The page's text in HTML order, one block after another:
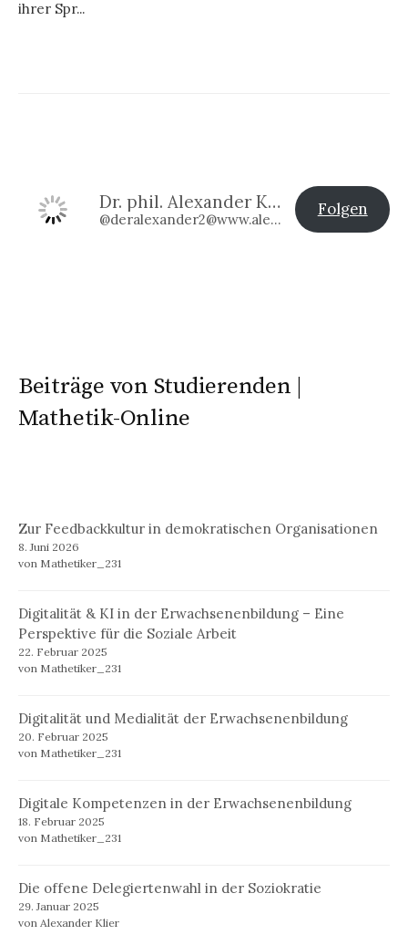
ihrer Spr...
Dr. phil. Alexander Klier
@deralexander2@www.alexander-klier.net
Folgen
Beiträge von Studierenden |
Mathetik-Online
Zur Feedbackkultur in demokratischen Organisationen
8. Juni 2026
von Mathetiker_231
Digitalität & KI in der Erwachsenenbildung – Eine
Perspektive für die Soziale Arbeit
22. Februar 2025
von Mathetiker_231
Digitalität und Medialität der Erwachsenenbildung
20. Februar 2025
von Mathetiker_231
Digitale Kompetenzen in der Erwachsenenbildung
18. Februar 2025
von Mathetiker_231
Die offene Delegiertenwahl in der Soziokratie
29. Januar 2025
von Alexander Klier